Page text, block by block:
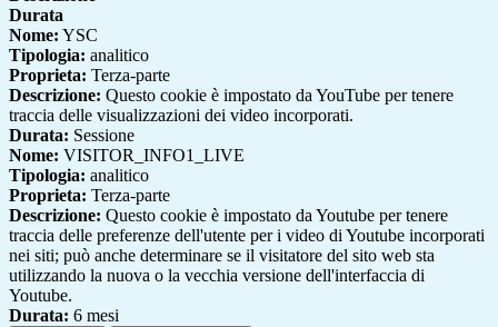
Durata
Nome: YSC
Tipologia: analitico
Proprieta: Terza-parte
Descrizione: Questo cookie è impostato da YouTube per tenere
traccia delle visualizzazioni dei video incorporati.
Durata: Sessione
Nome: VISITOR_INFO1_LIVE
Tipologia: analitico
Proprieta: Terza-parte
Descrizione: Questo cookie è impostato da Youtube per tenere
traccia delle preferenze dell'utente per i video di Youtube incorporati
nei siti; può anche determinare se il visitatore del sito web sta
utilizzando la nuova o la vecchia versione dell'interfaccia di
Youtube.
Durata: 6 mesi